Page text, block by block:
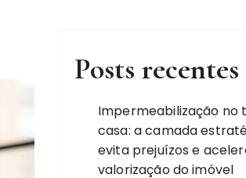
Posts recentes
Impermeabilização no
casa: a camada
evita prejuízos e
valorização do imóvel